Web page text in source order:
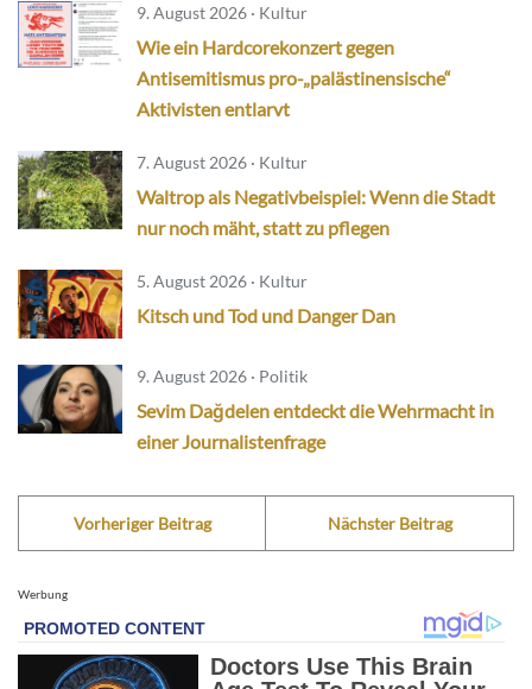
9. August 2026 · Kultur
Wie ein Hardcorekonzert gegen
Antisemitismus pro-„palästinensische“
Aktivisten entlarvt
7. August 2026 · Kultur
Waltrop als Negativbeispiel: Wenn die Stadt
nur noch mäht, statt zu pflegen
5. August 2026 · Kultur
Kitsch und Tod und Danger Dan
9. August 2026 · Politik
Sevim Dağdelen entdeckt die Wehrmacht in
einer Journalistenfrage
Vorheriger Beitrag Nächster Beitrag
Werbung